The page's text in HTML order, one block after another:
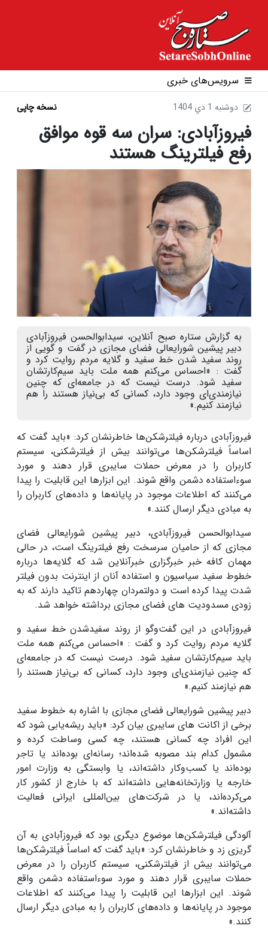
سرویس‌های خبری
1404 دوشنبه 1 دي نسخه چاپی
فیروزآبادی: سران سه قوه موافق
رفع فیلترینگ هستند
به گزارش ستاره صبح آنلاین، سیدابوالحسن فیروزآبادی
دبیر پیشین شورایعالی فضای مجازی در گفت و گویی از
روند سفید شدن خط سفید و گلایه مردم روایت کرد و
گفت : «احساس می‌کنم همه ملت باید سیم‌کارتشان
سفید شود. درست نیست که در جامعه‌ای که چنین
نیازمندی‌ای وجود دارد، کسانی که بی‌نیاز هستند را هم
نیازمند کنیم.»
فیروزآبادی درباره فیلترشکن‌ها خاطرنشان کرد: «باید گفت که
اساساً فیلترشکن‌ها می‌توانند بیش از فیلترشکنی، سیستم
کاربران را در معرض حملات سایبری قرار دهند و مورد
سوءاستفاده دشمن واقع شوند. این ابزارها این قابلیت را پیدا
می‌کنند که اطلاعات موجود در پایانه‌ها و داده‌های کاربران را
به مبادی دیگر ارسال کنند.»
سیدابوالحسن فیروزآبادی، دبیر پیشین شورایعالی فضای
مجازی که از حامیان سرسخت رفع فیلترینگ است، در حالی
مهمان کافه خبر خبرگزاری خبرآنلاین شد که گلایه‌ها درباره
خطوط سفید سیاسیون و استفاده آنان از اینترنت بدون فیلتر
شدت پیدا کرده است و دولتمردان چهاردهم تاکید دارند که به
زودی مسدودیت های فضای مجازی برداشته خواهد شد.
فیروزآبادی در این گفت‌وگو از روند سفیدشدن خط سفید و
گلایه مردم روایت کرد و گفت : «احساس می‌کنم همه ملت
باید سیم‌کارتشان سفید شود. درست نیست که در جامعه‌ای
که چنین نیازمندی‌ای وجود دارد، کسانی که بی‌نیاز هستند را
هم نیازمند کنیم.»
دبیر پیشین شورایعالی فضای مجازی با اشاره به خطوط سفید
برخی از اکانت های سایبری بیان کرد: «باید ریشه‌یابی شود که
این افراد چه کسانی هستند، چه کسی وساطت کرده و
مشمول کدام بند مصوبه شده‌اند؛ رسانه‌ای بوده‌اند یا تاجر
بوده‌اند یا کسب‌وکار داشته‌اند، یا وابستگی به وزارت امور
خارجه یا وزارتخانه‌هایی داشته‌اند که با خارج از کشور کار
می‌کرده‌اند، یا در شرکت‌های بین‌المللی ایرانی فعالیت
داشته‌اند.»
آلودگی فیلترشکن‌ها موضوع دیگری بود که فیروزآبادی به آن
گریزی زد و خاطرنشان کرد: «باید گفت که اساساً فیلترشکن‌ها
می‌توانند بیش از فیلترشکنی، سیستم کاربران را در معرض
حملات سایبری قرار دهند و مورد سوءاستفاده دشمن واقع
شوند. این ابزارها این قابلیت را پیدا می‌کنند که اطلاعات
موجود در پایانه‌ها و داده‌های کاربران را به مبادی دیگر ارسال
کنند.»